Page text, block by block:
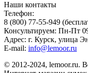
Наши контакты
Телефон:
8 (800) 77-55-949
Консультируем: Пн-Пт
Адрес: г. Курск, улица
E-mail: info@lemoor.ru
© 2012-2024, lemoor.ru.